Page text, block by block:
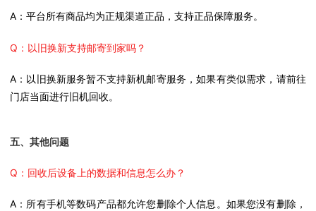
A：平台所有商品均为正规渠道正品，支持正品保障服务。
Q：以旧换新支持邮寄到家吗？
A：以旧换新服务暂不支持新机邮寄服务，如果有类似需求，请前往
门店当面进行旧机回收。
五、其他问题
Q：回收后设备上的数据和信息怎么办？
A：所有手机等数码产品都允许您删除个人信息。如果您没有删除，